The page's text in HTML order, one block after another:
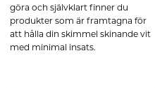
göra och självklart finner du
produkter som är framtagna för
att hålla din skimmel skinande vit
med minimal insats.